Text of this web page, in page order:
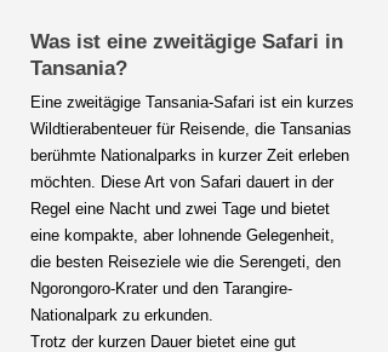
Was ist eine zweitägige Safari in
Tansania?
Eine zweitägige Tansania-Safari ist ein kurzes
Wildtierabenteuer für Reisende, die Tansanias
berühmte Nationalparks in kurzer Zeit erleben
möchten. Diese Art von Safari dauert in der
Regel eine Nacht und zwei Tage und bietet
eine kompakte, aber lohnende Gelegenheit,
die besten Reiseziele wie die Serengeti, den
Ngorongoro-Krater und den Tarangire-
Nationalpark zu erkunden.
Trotz der kurzen Dauer bietet eine gut